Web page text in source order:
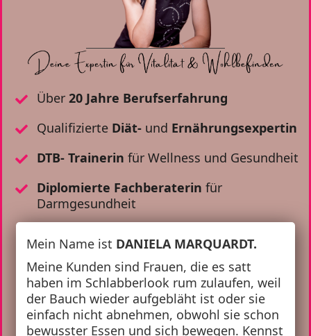
Über 20 Jahre Berufserfahrung
Qualifizierte Diät- und Ernährungsexpertin
DTB- Trainerin für Wellness und Gesundheit
Diplomierte Fachberaterin für
Darmgesundheit
Mein Name ist DANIELA MARQUARDT.
Meine Kunden sind Frauen, die es satt
haben im Schlabberlook rum zulaufen, weil
der Bauch wieder aufgebläht ist oder sie
einfach nicht abnehmen, obwohl sie schon
bewusster Essen und sich bewegen. Kennst